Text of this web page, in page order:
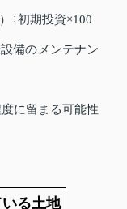
÷初期投資×100
備のメンテナン
に留まる可能性
る土地